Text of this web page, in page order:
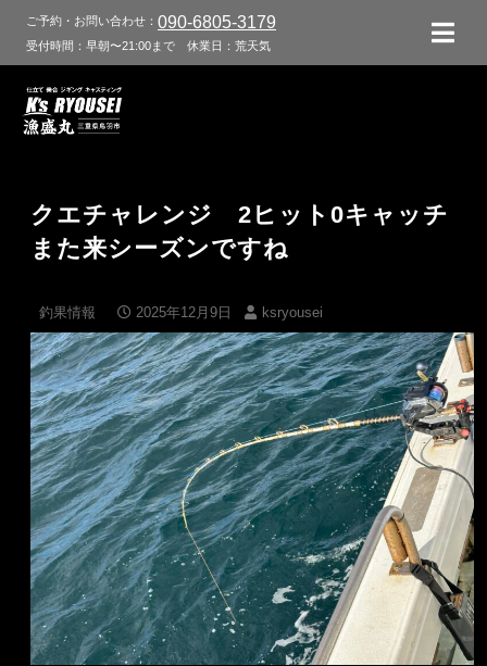
ご予約・お問い合わせ： 090-6805-3179
受付時間：早朝〜21:00まで 休業日：荒天気
クエチャレンジ 2ヒット0キャッチ
また来シーズンですね
釣果情報 2025年12月9日 ksryousei